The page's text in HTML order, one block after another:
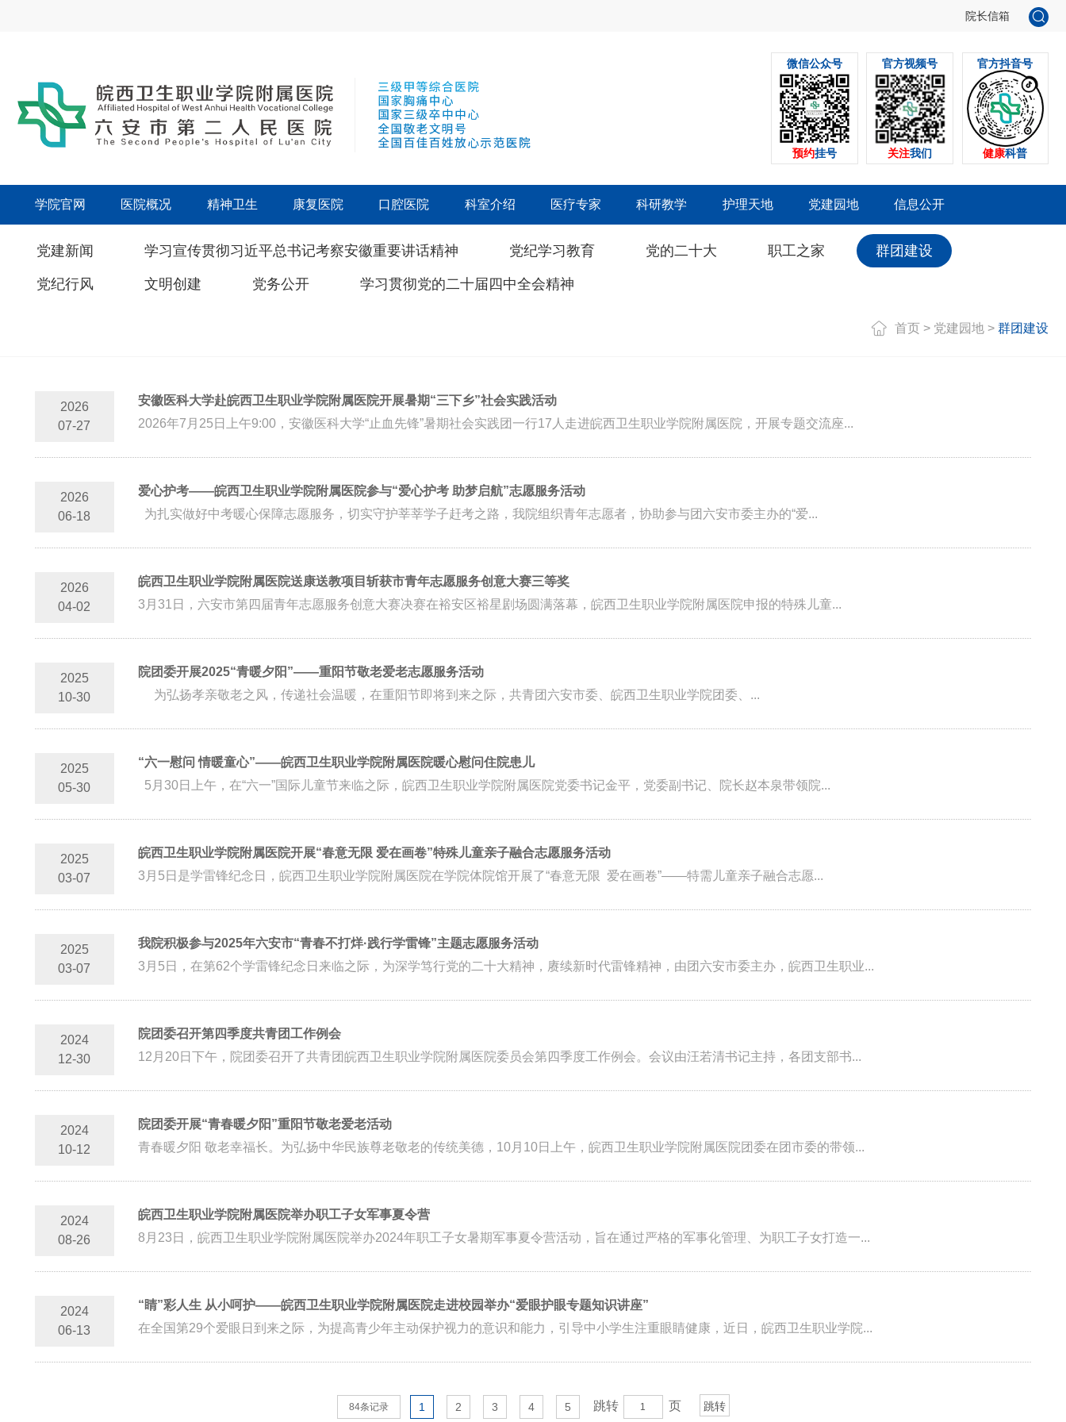
院长信箱
微信公众号
预约挂号
官方视频号
关注我们
官方抖音号
健康科普
学院官网 医院概况 精神卫生 康复医院 口腔医院 科室介绍 医疗专家 科研教学 护理天地 党建园地 信息公开
党建新闻 学习宣传贯彻习近平总书记考察安徽重要讲话精神 党纪学习教育 党的二十大 职工之家 群团建设
党纪行风 文明创建 党务公开 学习贯彻党的二十届四中全会精神
首页 > 党建园地 > 群团建设
2026
07-27
安徽医科大学赴皖西卫生职业学院附属医院开展暑期“三下乡”社会实践活动
2026年7月25日上午9:00，安徽医科大学“止血先锋”暑期社会实践团一行17人走进皖西卫生职业学院附属医院，开展专题交流座...
2026
06-18
爱心护考——皖西卫生职业学院附属医院参与“爱心护考 助梦启航”志愿服务活动
为扎实做好中考暖心保障志愿服务，切实守护莘莘学子赶考之路，我院组织青年志愿者，协助参与团六安市委主办的“爱...
2026
04-02
皖西卫生职业学院附属医院送康送教项目斩获市青年志愿服务创意大赛三等奖
3月31日，六安市第四届青年志愿服务创意大赛决赛在裕安区裕星剧场圆满落幕，皖西卫生职业学院附属医院申报的特殊儿童...
2025
10-30
院团委开展2025“青暖夕阳”——重阳节敬老爱老志愿服务活动
为弘扬孝亲敬老之风，传递社会温暖，在重阳节即将到来之际，共青团六安市委、皖西卫生职业学院团委、...
2025
05-30
“六一慰问 情暖童心”——皖西卫生职业学院附属医院暖心慰问住院患儿
5月30日上午，在“六一”国际儿童节来临之际，皖西卫生职业学院附属医院党委书记金平，党委副书记、院长赵本泉带领院...
2025
03-07
皖西卫生职业学院附属医院开展“春意无限 爱在画卷”特殊儿童亲子融合志愿服务活动
3月5日是学雷锋纪念日，皖西卫生职业学院附属医院在学院体院馆开展了“春意无限 爱在画卷”——特需儿童亲子融合志愿...
2025
03-07
我院积极参与2025年六安市“青春不打烊·践行学雷锋”主题志愿服务活动
3月5日，在第62个学雷锋纪念日来临之际，为深学笃行党的二十大精神，赓续新时代雷锋精神，由团六安市委主办，皖西卫生职业...
2024
12-30
院团委召开第四季度共青团工作例会
12月20日下午，院团委召开了共青团皖西卫生职业学院附属医院委员会第四季度工作例会。会议由汪若清书记主持，各团支部书...
2024
10-12
院团委开展“青春暖夕阳”重阳节敬老爱老活动
青春暖夕阳 敬老幸福长。为弘扬中华民族尊老敬老的传统美德，10月10日上午，皖西卫生职业学院附属医院团委在团市委的带领...
2024
08-26
皖西卫生职业学院附属医院举办职工子女军事夏令营
8月23日，皖西卫生职业学院附属医院举办2024年职工子女暑期军事夏令营活动，旨在通过严格的军事化管理、为职工子女打造一...
2024
06-13
“睛”彩人生 从小呵护——皖西卫生职业学院附属医院走进校园举办“爱眼护眼专题知识讲座”
在全国第29个爱眼日到来之际，为提高青少年主动保护视力的意识和能力，引导中小学生注重眼睛健康，近日，皖西卫生职业学院...
84条记录 1 2 3 4 5 跳转 页